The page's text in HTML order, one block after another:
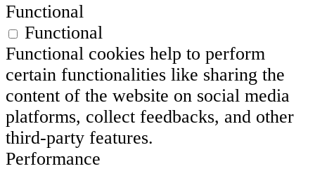
Functional
Functional
Functional cookies help to perform
certain functionalities like sharing the
content of the website on social media
platforms, collect feedbacks, and other
third-party features.
Performance